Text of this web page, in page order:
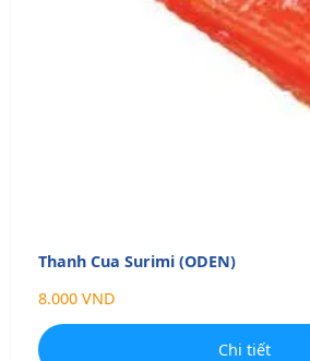
Thanh Cua Surimi (ODEN)
8.000 VND
Chi tiết